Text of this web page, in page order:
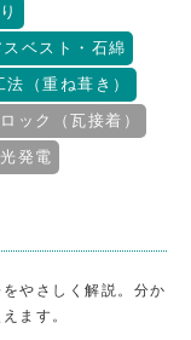
スベスト・石綿
法（重ね葺き）
ック（瓦接着）
発電
やさしく解説。分か
ます。